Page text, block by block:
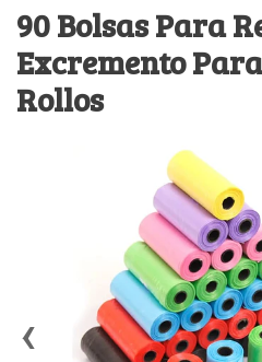
90 Bolsas Para
Excremento
Rollos
‹